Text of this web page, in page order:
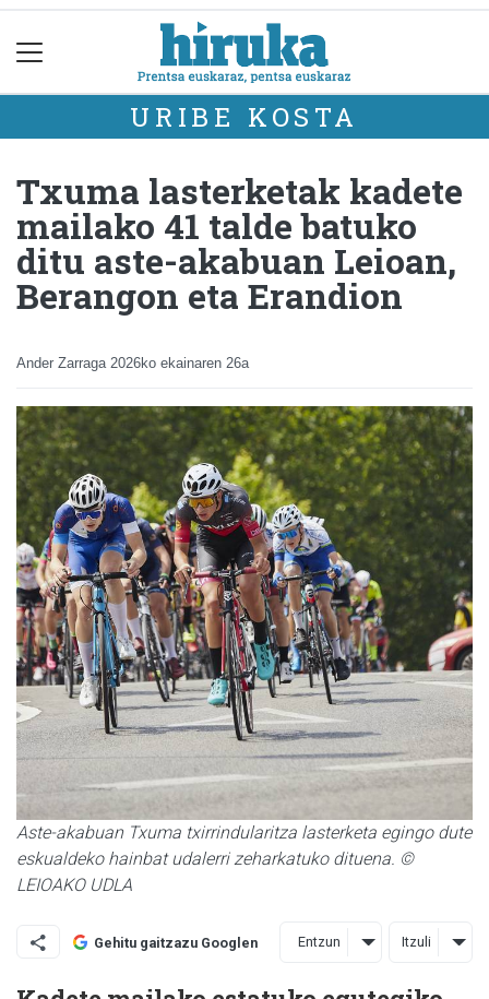
URIBE KOSTA
Txuma lasterketak kadete
mailako 41 talde batuko
ditu aste-akabuan Leioan,
Berangon eta Erandion
Ander Zarraga 2026ko ekainaren 26a
Aste-akabuan Txuma txirrindularitza lasterketa egingo dute
eskualdeko hainbat udalerri zeharkatuko dituena. ©
LEIOAKO UDLA
Gehitu gaitzazu Googlen Entzun Itzuli